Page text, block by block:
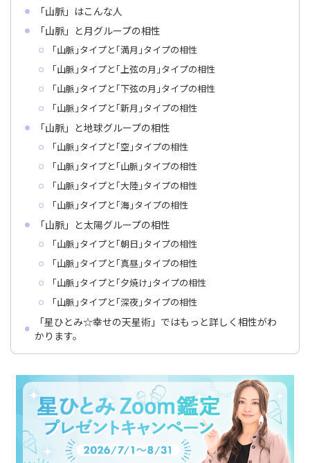
「山脈」はこんな人
「山脈」と月グループの相性
｢山脈｣タイプと｢満月｣タイプの相性
｢山脈｣タイプと｢上弦の月｣タイプの相性
｢山脈｣タイプと｢下弦の月｣タイプの相性
｢山脈｣タイプと｢新月｣タイプの相性
「山脈」と地球グループの相性
｢山脈｣タイプと｢空｣タイプの相性
｢山脈｣タイプと｢山脈｣タイプの相性
｢山脈｣タイプと｢大陸｣タイプの相性
｢山脈｣タイプと｢海｣タイプの相性
「山脈」と太陽グループの相性
｢山脈｣タイプと｢朝日｣タイプの相性
｢山脈｣タイプと｢真昼｣タイプの相性
｢山脈｣タイプと｢夕焼け｣タイプの相性
｢山脈｣タイプと｢深夜｣タイプの相性
「星ひとみ☆幸せの天星術」ではもっと詳しく相性がわ
かります。